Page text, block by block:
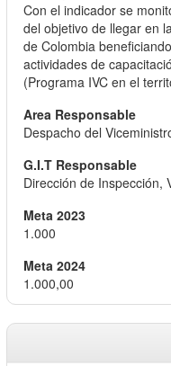
Con el indicador se
del objetivo de llegar en
de Colombia
actividades de
(Programa IVC en el
Despacho del
Dirección de Inspección,
1.000
1.000,00